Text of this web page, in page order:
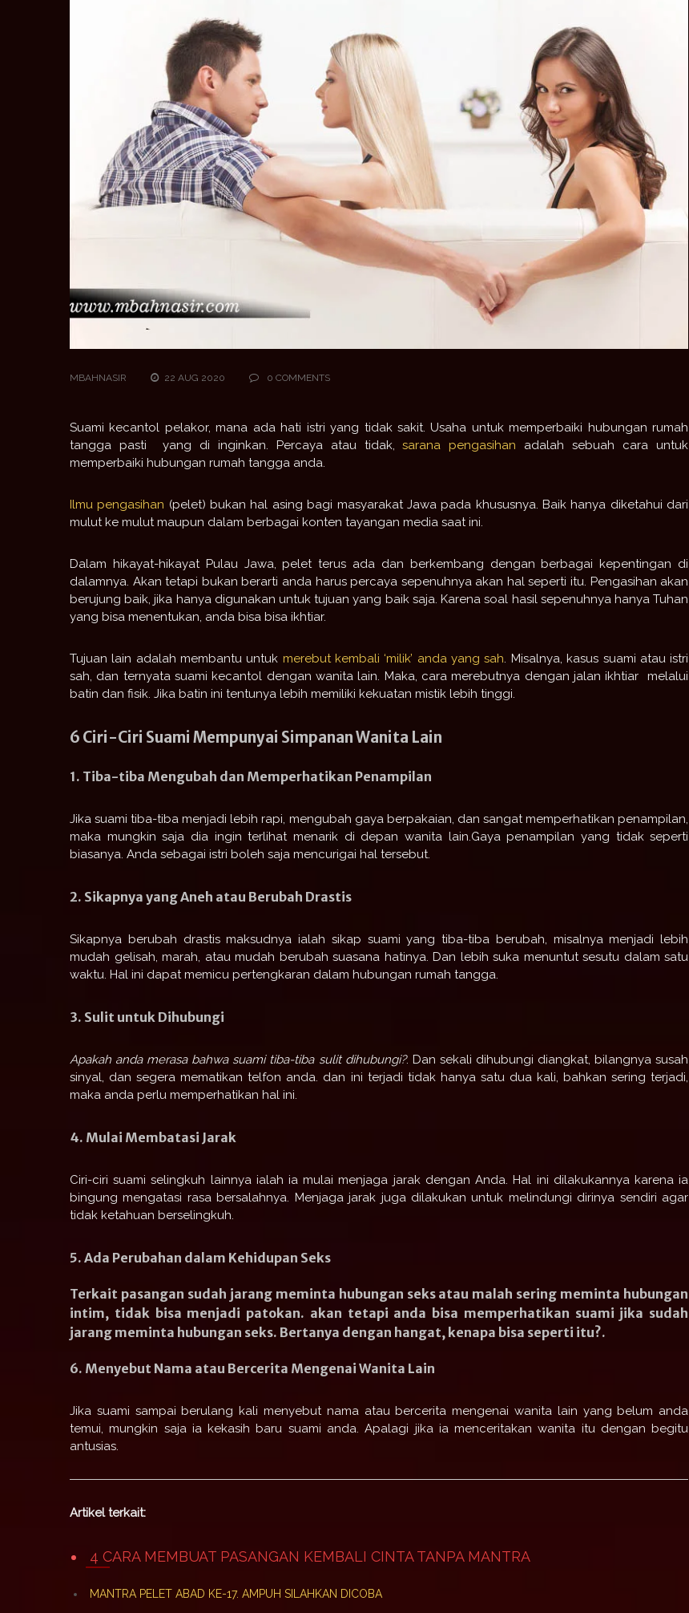
MBAHNASIR 22 AUG 2020 0 COMMENTS
Suami kecantol pelakor, mana ada hati istri yang tidak sakit. Usaha untuk memperbaiki hubungan rumah
tangga pasti yang di inginkan. Percaya atau tidak,sarana pengasihan adalah sebuah cara untuk
memperbaiki hubungan rumah tangga anda.
Ilmu pengasihan (pelet) bukan hal asing bagi masyarakat Jawa pada khususnya. Baik hanya diketahui dari
mulut ke mulut maupun dalam berbagai konten tayangan media saat ini.
Dalam hikayat-hikayat Pulau Jawa, pelet terus ada dan berkembang dengan berbagai kepentingan di
dalamnya. Akan tetapi bukan berarti anda harus percaya sepenuhnya akan hal seperti itu. Pengasihan akan
berujung baik, jika hanya digunakan untuk tujuan yang baik saja. Karena soal hasil sepenuhnya hanya Tuhan
yang bisa menentukan, anda bisa bisa ikhtiar.
Tujuan lain adalah membantu untuk merebut kembali ‘milik’ anda yang sah. Misalnya, kasus suami atau istri
sah, dan ternyata suami kecantol dengan wanita lain. Maka, cara merebutnya dengan jalan ikhtiar melalui
batin dan fisik. Jika batin ini tentunya lebih memiliki kekuatan mistik lebih tinggi.
6 Ciri-Ciri Suami Mempunyai Simpanan Wanita Lain
1. Tiba-tiba Mengubah dan Memperhatikan Penampilan
Jika suami tiba-tiba menjadi lebih rapi, mengubah gaya berpakaian, dan sangat memperhatikan penampilan,
maka mungkin saja dia ingin terlihat menarik di depan wanita lain.Gaya penampilan yang tidak seperti
biasanya. Anda sebagai istri boleh saja mencurigai hal tersebut.
2. Sikapnya yang Aneh atau Berubah Drastis
Sikapnya berubah drastis maksudnya ialah sikap suami yang tiba-tiba berubah, misalnya menjadi lebih
mudah gelisah, marah, atau mudah berubah suasana hatinya. Dan lebih suka menuntut sesutu dalam satu
waktu. Hal ini dapat memicu pertengkaran dalam hubungan rumah tangga.
3. Sulit untuk Dihubungi
Apakah anda merasa bahwa suami tiba-tiba sulit dihubungi?. Dan sekali dihubungi diangkat, bilangnya susah
sinyal, dan segera mematikan telfon anda. dan ini terjadi tidak hanya satu dua kali, bahkan sering terjadi,
maka anda perlu memperhatikan hal ini.
4. Mulai Membatasi Jarak
Ciri-ciri suami selingkuh lainnya ialah ia mulai menjaga jarak dengan Anda. Hal ini dilakukannya karena ia
bingung mengatasi rasa bersalahnya. Menjaga jarak juga dilakukan untuk melindungi dirinya sendiri agar
tidak ketahuan berselingkuh.
5. Ada Perubahan dalam Kehidupan Seks
Terkait pasangan sudah jarang meminta hubungan seks atau malah sering meminta hubungan
intim, tidak bisa menjadi patokan. akan tetapi anda bisa memperhatikan suami jika sudah
jarang meminta hubungan seks. Bertanya dengan hangat, kenapa bisa seperti itu?.
6. Menyebut Nama atau Bercerita Mengenai Wanita Lain
Jika suami sampai berulang kali menyebut nama atau bercerita mengenai wanita lain yang belum anda
temui, mungkin saja ia kekasih baru suami anda. Apalagi jika ia menceritakan wanita itu dengan begitu
antusias.
Artikel terkait:
4 CARA MEMBUAT PASANGAN KEMBALI CINTA TANPA MANTRA
MANTRA PELET ABAD KE-17. AMPUH SILAHKAN DICOBA